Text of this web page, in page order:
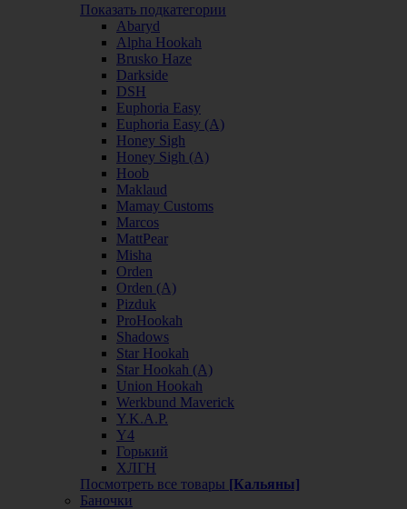
Показать подкатегории
Abaryd
Alpha Hookah
Brusko Haze
Darkside
DSH
Euphoria Easy
Euphoria Easy (А)
Honey Sigh
Honey Sigh (А)
Hoob
Maklaud
Mamay Customs
Marcos
MattPear
Misha
Orden
Orden (А)
Pizduk
ProHookah
Shadows
Star Hookah
Star Hookah (А)
Union Hookah
Werkbund Maverick
Y.K.A.P.
Y4
Горький
ХЛГН
Посмотреть все товары [Кальяны]
Баночки